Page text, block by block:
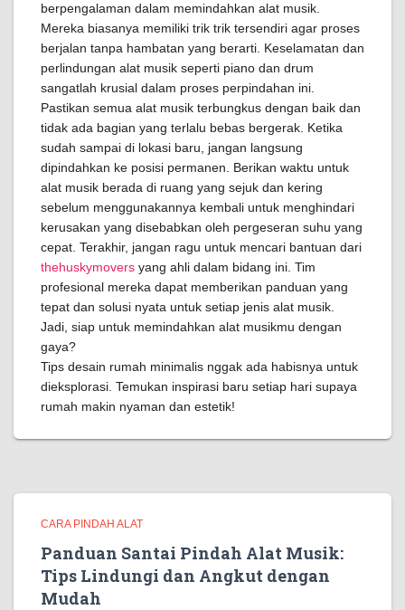
berpengalaman dalam memindahkan alat musik.
Mereka biasanya memiliki trik trik tersendiri agar proses
berjalan tanpa hambatan yang berarti. Keselamatan dan
perlindungan alat musik seperti piano dan drum
sangatlah krusial dalam proses perpindahan ini.
Pastikan semua alat musik terbungkus dengan baik dan
tidak ada bagian yang terlalu bebas bergerak. Ketika
sudah sampai di lokasi baru, jangan langsung
dipindahkan ke posisi permanen. Berikan waktu untuk
alat musik berada di ruang yang sejuk dan kering
sebelum menggunakannya kembali untuk menghindari
kerusakan yang disebabkan oleh pergeseran suhu yang
cepat. Terakhir, jangan ragu untuk mencari bantuan dari
thehuskymovers yang ahli dalam bidang ini. Tim
profesional mereka dapat memberikan panduan yang
tepat dan solusi nyata untuk setiap jenis alat musik.
Jadi, siap untuk memindahkan alat musikmu dengan
gaya?
Tips desain rumah minimalis nggak ada habisnya untuk
dieksplorasi. Temukan inspirasi baru setiap hari supaya
rumah makin nyaman dan estetik!
CARA PINDAH ALAT
Panduan Santai Pindah Alat Musik:
Tips Lindungi dan Angkut dengan
Mudah